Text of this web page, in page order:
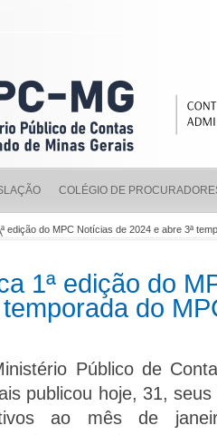
COLÉGIO DE
edição do MPC Notícias de 2024 e abre 3ª
1ª edição do
temporada do
Público de
publicou hoje, 31,
ao mês de